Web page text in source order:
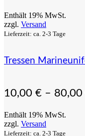
Enthält 19% MwSt.
zzgl. Versand
Lieferzeit: ca. 2-3 Tage
Tressen
10,00 € – 80,00
Enthält 19% MwSt.
zzgl. Versand
Lieferzeit: ca. 2-3 Tage